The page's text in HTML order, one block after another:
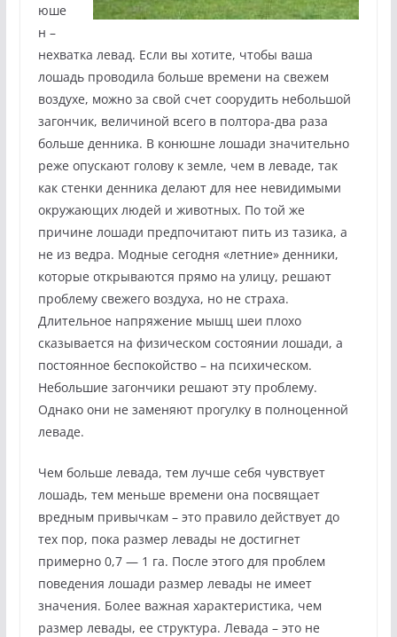
юше
н –
нехватка левад. Если вы хотите, чтобы ваша
лошадь проводила больше времени на свежем
воздухе, можно за свой счет соорудить небольшой
загончик, величиной всего в полтора-два раза
больше денника. В конюшне лошади значительно
реже опускают голову к земле, чем в леваде, так
как стенки денника делают для нее невидимыми
окружающих людей и животных. По той же
причине лошади предпочитают пить из тазика, а
не из ведра. Модные сегодня «летние» денники,
которые открываются прямо на улицу, решают
проблему свежего воздуха, но не страха.
Длительное напряжение мышц шеи плохо
сказывается на физическом состоянии лошади, а
постоянное беспокойство – на психическом.
Небольшие загончики решают эту проблему.
Однако они не заменяют прогулку в полноценной
леваде.
Чем больше левада, тем лучше себя чувствует
лошадь, тем меньше времени она посвящает
вредным привычкам – это правило действует до
тех пор, пока размер левады не достигнет
примерно 0,7 — 1 га. После этого для проблем
поведения лошади размер левады не имеет
значения. Более важная характеристика, чем
размер левады, ее структура. Левада – это не